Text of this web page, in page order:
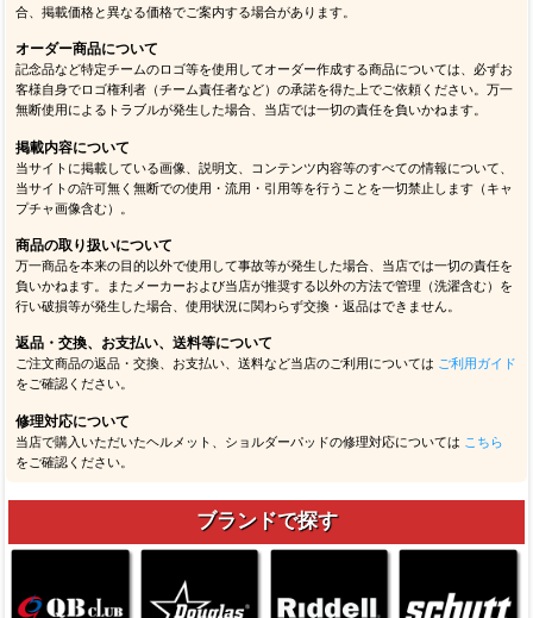
合、掲載価格と異なる価格でご案内する場合があります。
オーダー商品について
記念品など特定チームのロゴ等を使用してオーダー作成する商品については、必ずお
客様自身でロゴ権利者（チーム責任者など）の承諾を得た上でご依頼ください。万一
無断使用によるトラブルが発生した場合、当店では一切の責任を負いかねます。
掲載内容について
当サイトに掲載している画像、説明文、コンテンツ内容等のすべての情報について、
当サイトの許可無く無断での使用・流用・引用等を行うことを一切禁止します（キャ
プチャ画像含む）。
商品の取り扱いについて
万一商品を本来の目的以外で使用して事故等が発生した場合、当店では一切の責任を
負いかねます。またメーカーおよび当店が推奨する以外の方法で管理（洗濯含む）を
行い破損等が発生した場合、使用状況に関わらず交換・返品はできません。
返品・交換、お支払い、送料等について
ご注文商品の返品・交換、お支払い、送料など当店のご利用については ご利用ガイド
をご確認ください。
修理対応について
当店で購入いただいたヘルメット、ショルダーパッドの修理対応については こちら
をご確認ください。
ブランドで探す